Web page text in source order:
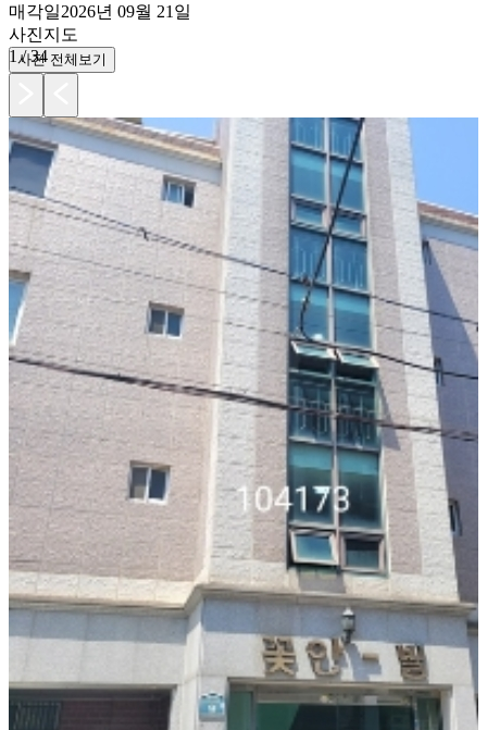
매각일2026년 09월 21일
사진지도
1 /34
사진 전체보기